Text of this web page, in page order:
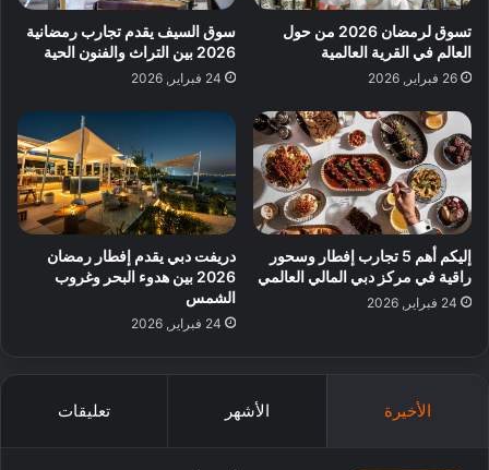
تسوق لرمضان 2026 من حول
العالم في القرية العالمية
26 فبراير, 2026
سوق السيف يقدم تجارب رمضانية
2026 بين التراث والفنون الحية
24 فبراير, 2026
إليكم أهم 5 تجارب إفطار وسحور
راقية في مركز دبي المالي العالمي
24 فبراير, 2026
دريفت دبي يقدم إفطار رمضان
2026 بين هدوء البحر وغروب
الشمس
24 فبراير, 2026
الأخيرة الأشهر تعليقات